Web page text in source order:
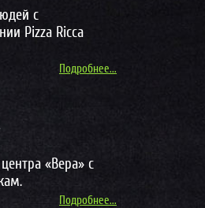
с
Pizza Ricca
Подробнее...
«Вера» c
Подробнее...